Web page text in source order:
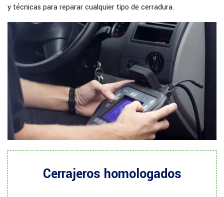
y técnicas para reparar cualquier tipo de cerradura.
Cerrajeros homologados